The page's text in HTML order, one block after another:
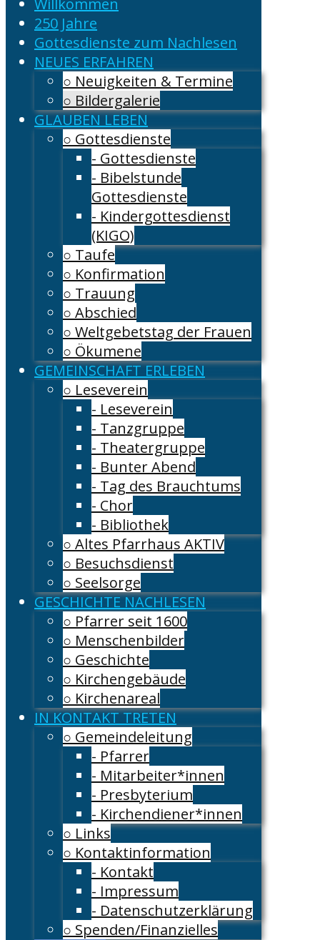
Willkommen
250 Jahre
Gottesdienste zum Nachlesen
NEUES ERFAHREN
○ Neuigkeiten & Termine
○ Bildergalerie
GLAUBEN LEBEN
○ Gottesdienste
- Gottesdienste
- Bibelstunde
Gottesdienste
- Kindergottesdienst
(KIGO)
○ Taufe
○ Konfirmation
○ Trauung
○ Abschied
○ Weltgebetstag der Frauen
○ Ökumene
GEMEINSCHAFT ERLEBEN
○ Leseverein
- Leseverein
- Tanzgruppe
- Theatergruppe
- Bunter Abend
- Tag des Brauchtums
- Chor
- Bibliothek
○ Altes Pfarrhaus AKTIV
○ Besuchsdienst
○ Seelsorge
GESCHICHTE NACHLESEN
○ Pfarrer seit 1600
○ Menschenbilder
○ Geschichte
○ Kirchengebäude
○ Kirchenareal
IN KONTAKT TRETEN
○ Gemeindeleitung
- Pfarrer
- Mitarbeiter*innen
- Presbyterium
- Kirchendiener*innen
○ Links
○ Kontaktinformation
- Kontakt
- Impressum
- Datenschutzerklärung
○ Spenden/Finanzielles